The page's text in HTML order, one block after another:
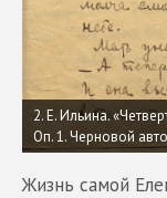
2. Е. Ильина.
Оп. 1. Черновой
Жизнь самой